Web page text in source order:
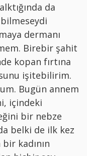
da
dermanı
Birebir şahit
kopan fırtına
işitebilirim.
Bugün annem
içindeki
bir nebze
belki de ilk kez
kadının